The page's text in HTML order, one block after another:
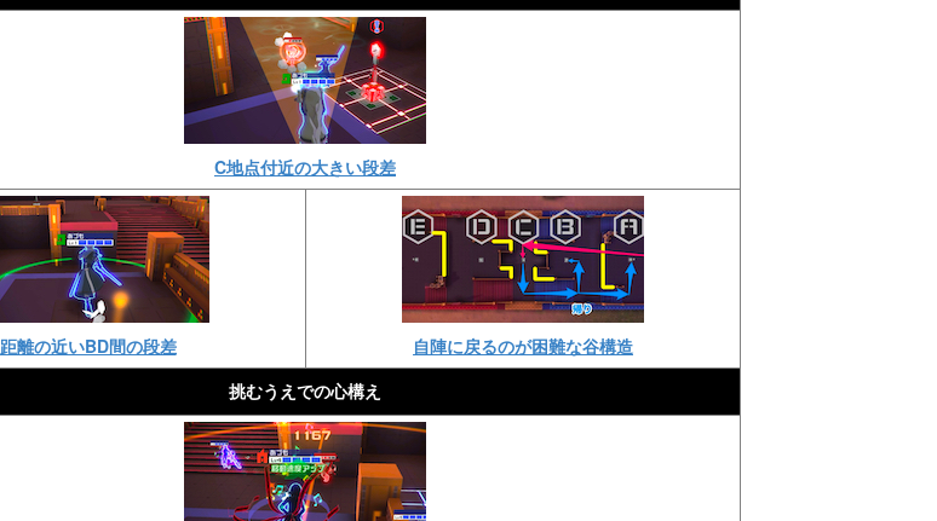
C地点付近の大きい段差
距離の近いBD間の段差
自陣に戻るのが困難な谷構造
挑むうえでの心構え